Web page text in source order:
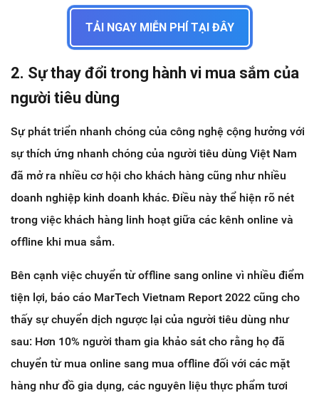
TẢI NGAY MIỄN PHÍ TẠI ĐÂY
2. Sự thay đổi trong hành vi mua sắm của
người tiêu dùng
Sự phát triển nhanh chóng của công nghệ cộng hưởng với
sự thích ứng nhanh chóng của người tiêu dùng Việt Nam
đã mở ra nhiều cơ hội cho khách hàng cũng như nhiều
doanh nghiệp kinh doanh khác. Điều này thể hiện rõ nét
trong việc khách hàng linh hoạt giữa các kênh online và
offline khi mua sắm.
Bên cạnh việc chuyển từ offline sang online vì nhiều điểm
tiện lợi, báo cáo MarTech Vietnam Report 2022 cũng cho
thấy sự chuyển dịch ngược lại của người tiêu dùng như
sau: Hơn 10% người tham gia khảo sát cho rằng họ đã
chuyển từ mua online sang mua offline đối với các mặt
hàng như đồ gia dụng, các nguyên liệu thực phẩm tươi